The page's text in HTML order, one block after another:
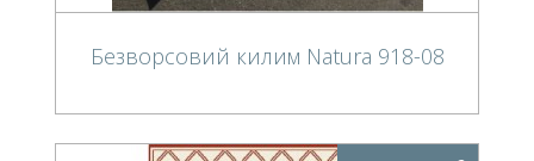
Безворсовий килим Natura 918-08